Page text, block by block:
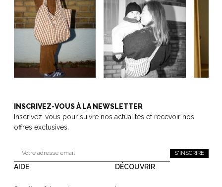
INSCRIVEZ-VOUS À LA NEWSLETTER
Inscrivez-vous pour suivre nos actualités et recevoir nos
offres exclusives.
S'INSCRIRE
AIDE DÉCOUVRIR